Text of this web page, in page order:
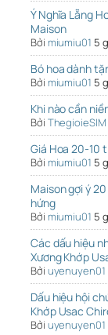
Ý Nghĩa Lẵng
Maison
Bởi miumiu01 5
Bó hoa dành
Bởi miumiu01 5
Khi nào cần
Bởi ThegioieSIM
Giá Hoa 20-10
Bởi miumiu01 5
Maison gợi ý
hứng
Bởi miumiu01 5
Các dấu hiệu
Xương Khớp
Bởi uyenuyen01
Dấu hiệu hội
Khớp Usac
Bởi uyenuyen01